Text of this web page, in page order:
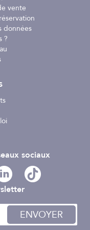
vente
données
?
ENVOYER
sociaux